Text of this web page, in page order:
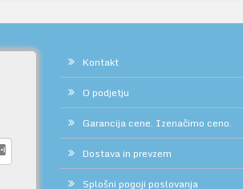
Kontakt
O podjetju
Garancija cene. Izenačimo ceno.
Dostava in prevzem
Splošni pogoji poslovanja